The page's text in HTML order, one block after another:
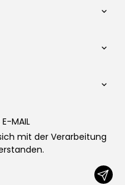



E-MAIL
mit der Verarbeitung